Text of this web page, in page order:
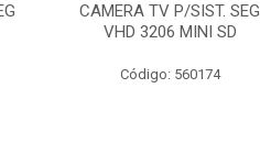
CAMERA TV P/SIST. SEG
VHD 3206 MINI SD
Código: 560174